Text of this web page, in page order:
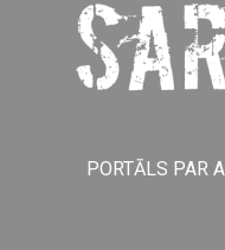
PORTĀLS PAR